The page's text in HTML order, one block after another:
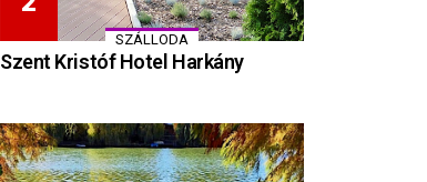
SZÁLLODA
Szent Kristóf Hotel Harkány